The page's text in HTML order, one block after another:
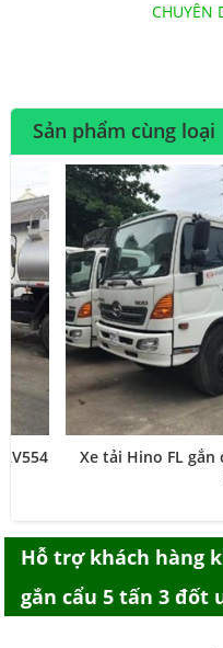
CHUYÊN
Sản phẩm cùng loại
Xe tải Hino FL gắn
Hỗ trợ khách hàng
gắn cẩu 5 tấn 3 đốt